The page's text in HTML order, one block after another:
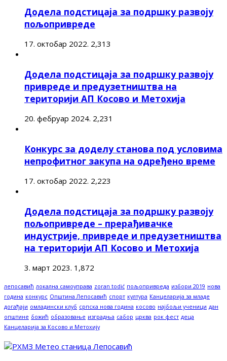
Додела подстицаја за подршку развоју
пољопривреде
17. октобар 2022. 2,313
Додела подстицаја за подршку развоју
привреде и предузетништва на
територији АП Косово и Метохија
20. фебруар 2024. 2,231
Конкурс за доделу станова под условима
непрофитног закупа на одређено време
17. октобар 2022. 2,223
Додела подстицаја за подршку развоју
пољопривреде – прерађивачке
индустрије, привреде и предузетништва
на територији АП Косово и Метохија
3. март 2023. 1,872
лепосавић локална самоуправа zoran todić пољопривреда избори 2019 нова
година конкурс Општина Лепосавић спорт култура Канцеларија за младе
догађаји омладински клуб српска нова година косово најбољи ученици дан
општине божић образовање изградња сабор црква рок фест деца
Канцеларија за Косово и Метохију